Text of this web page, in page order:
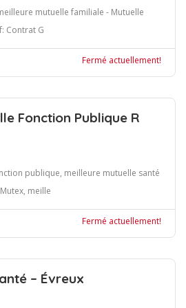
mutuelle familiale - Mutuelle
Contrat G
Fermé actuellement!
Fonction Publique R
publique, meilleure mutuelle santé
meille
Fermé actuellement!
– Évreux